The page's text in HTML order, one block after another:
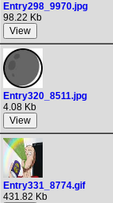
Entry298_9970.jpg
98.22 Kb
Entry320_8511.jpg
4.08 Kb
Entry331_8774.gif
431.82 Kb